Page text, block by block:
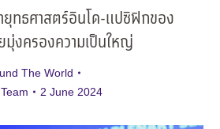
ยุทธศาสตร์อินโด-แปซิฟิกของ
มุ่งครองความเป็นใหญ่
The World
2 June 2024